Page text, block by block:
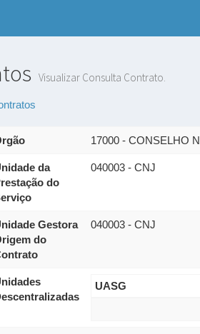
Visualizar Consulta Contrato.
17000 - CONSELHO
da
do
040003 - CNJ
Gestora
do
040003 - CNJ
UASG